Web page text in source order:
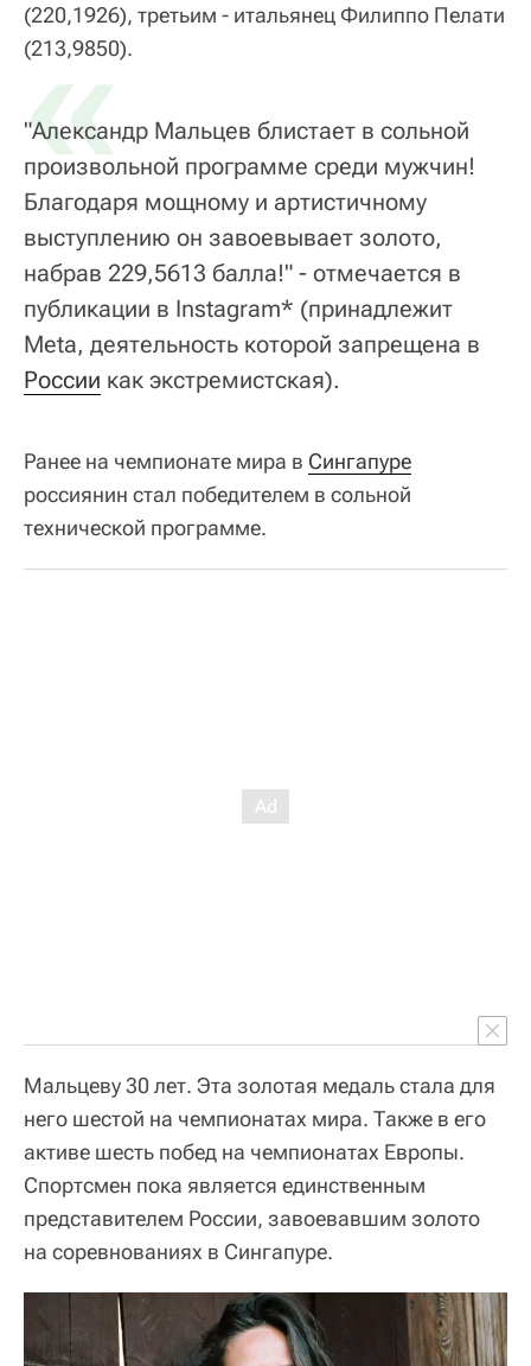
(220,1926), третьим - итальянец Филиппо Пелати
(213,9850).
«
"Александр Мальцев блистает в сольной
произвольной программе среди мужчин!
Благодаря мощному и артистичному
выступлению он завоевывает золото,
набрав 229,5613 балла!" - отмечается в
публикации в Instagram* (принадлежит
Meta, деятельность которой запрещена в
России как экстремистская).
Ранее на чемпионате мира в Сингапуре
россиянин стал победителем в сольной
технической программе.
Мальцеву 30 лет. Эта золотая медаль стала для
него шестой на чемпионатах мира. Также в его
активе шесть побед на чемпионатах Европы.
Спортсмен пока является единственным
представителем России, завоевавшим золото
на соревнованиях в Сингапуре.